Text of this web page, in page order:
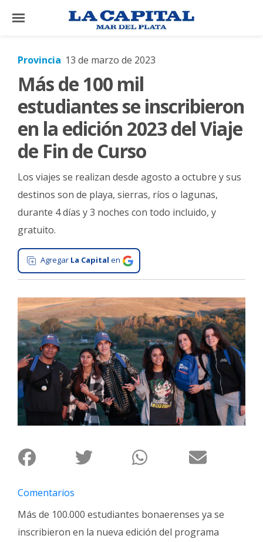
×
El
Mundo
La
Cultura
Tecnología
Gastronomía
Salud
Interés
La
Ciudad
Deportes
Arte
y
Espectáculos
Policiales
Fotos
Familia
Clasificados
Fúnebres
Provincia 13 de marzo de 2023
Más de 100 mil
estudiantes se inscribieron
en la edición 2023 del Viaje
de Fin de Curso
Los viajes se realizan desde agosto a octubre y sus
destinos son de playa, sierras, ríos o lagunas,
durante 4 días y 3 noches con todo incluido, y
gratuito.
Agregar La Capital en
Comentarios
Más de 100.000 estudiantes bonaerenses ya se
inscribieron en la nueva edición del programa